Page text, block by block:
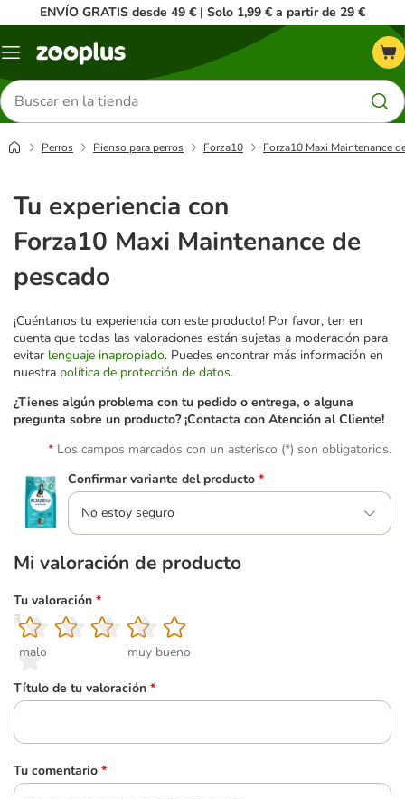
ENVÍO GRATIS desde 49 € | Solo 1,99 € a partir de 29 €
Menú
Buscar
productos
Perros Pienso para perros Forza10 Forza10 Maxi Maintenance
Tu experiencia con
Forza10 Maxi Maintenance de
pescado
¡Cuéntanos tu experiencia con este producto! Por favor, ten en
cuenta que todas las valoraciones están sujetas a moderación para
evitar lenguaje inapropiado. Puedes encontrar más información en
nuestra política de protección de datos.
¿Tienes algún problema con tu pedido o entrega, o alguna
pregunta sobre un producto? ¡Contacta con Atención al Cliente!
Los campos marcados con un asterisco (*) son obligatorios.
Confirmar variante del producto *
No estoy seguro
Mi valoración de producto
Tu valoración *
1
malo
2
3
4
5
muy bueno
Título de tu valoración *
Tu comentario *